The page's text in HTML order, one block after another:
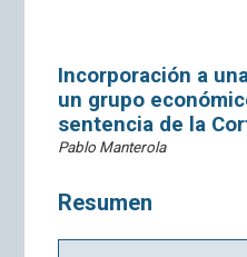
Incorporación a
un grupo
sentencia de la
Pablo Manterola
Resumen